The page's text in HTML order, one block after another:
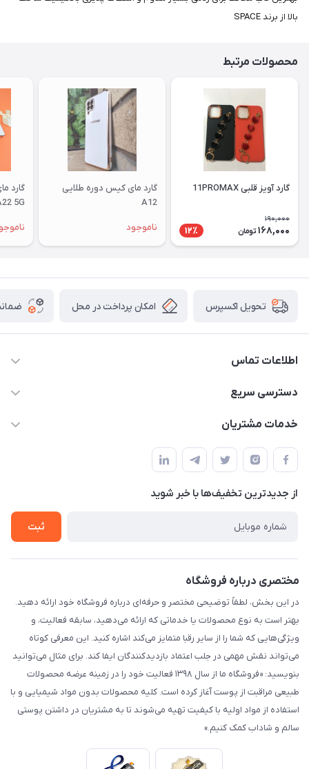
بالا از برند SPACE
محصولات مرتبط
گارد آویز قلبی 11PROMAX
190,000
168,000 تومان 12٪
گارد مای کیس دوره طلایی
A12
ناموجود
گارد
5G
تحویل اکسپرس امکان پرداخت در محل
اطلاعات تماس
09332394024-09120346631
دسترسی سریع
حساب کاربری
لیست محصولات
درباره ما
خدمات مشتریان
قوانین و مقررات
حریم خصوصی
راهنما
از جدید‌ترین تخفیف‌ها با‌ خبر شوید
ثبت
مختصری درباره فروشگاه
در این بخش، لطفاً توضیحی مختصر و حرفه‌ای درباره فروشگاه خود ارائه دهید.
بهتر است به نوع محصولات یا خدماتی که ارائه می‌دهید، سابقه فعالیت، و
ویژگی‌هایی که شما را از سایر رقبا متمایز می‌کند اشاره کنید. این معرفی کوتاه
می‌تواند نقش مهمی در جلب اعتماد بازدیدکنندگان ایفا کند. برای مثال می‌توانید
بنویسید: «فروشگاه ما از سال ۱۳۹۸ فعالیت خود را در زمینه عرضه محصولات
طبیعی مراقبت از پوست آغاز کرده است. کلیه محصولات بدون مواد شیمیایی و با
استفاده از مواد اولیه با کیفیت تهیه می‌شوند تا به مشتریان در داشتن پوستی
سالم و شاداب کمک کنیم.»